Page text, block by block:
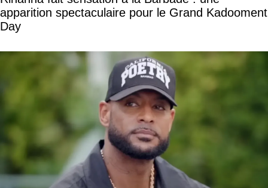
apparition spectaculaire pour le Grand Kadooment
Day